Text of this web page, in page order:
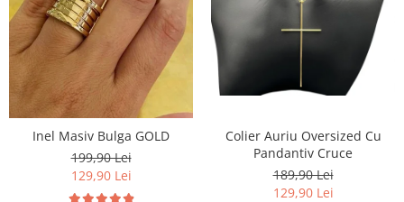
Inel Masiv Bulga GOLD
199,90 Lei
129,90 Lei
Colier Auriu Oversized Cu
Pandantiv Cruce
189,90 Lei
129,90 Lei